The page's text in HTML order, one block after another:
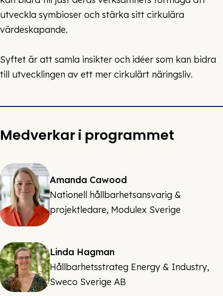
utveckla symbioser och stärka sitt cirkulära
värdeskapande.
Syftet är att samla insikter och idéer som kan bidra
till utvecklingen av ett mer cirkulärt näringsliv.
Medverkar i programmet
Amanda Cawood
Nationell hållbarhetsansvarig &
projektledare, Modulex Sverige
Linda Hagman
Hållbarhetsstrateg Energy & Industry,
Sweco Sverige AB